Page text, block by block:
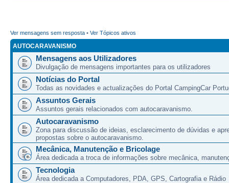
Ver mensagens sem resposta • Ver Tópicos ativos
AUTOCARAVANISMO
Mensagens aos Utilizadores
Divulgação de mensagens importantes para os utilizadores
Notícias do Portal
Todas as novidades e actualizações do Portal CampingCar
Assuntos Gerais
Assuntos gerais relacionados com autocaravanismo.
Autocaravanismo
Zona para discussão de ideias, esclarecimento de dúvidas e
propostas sobre o autocaravanismo.
Mecânica, Manutenção e Bricolage
Área dedicada a troca de informações sobre mecânica,
Tecnologia
Área dedicada a Computadores, PDA, GPS, Cartografia e Rádio